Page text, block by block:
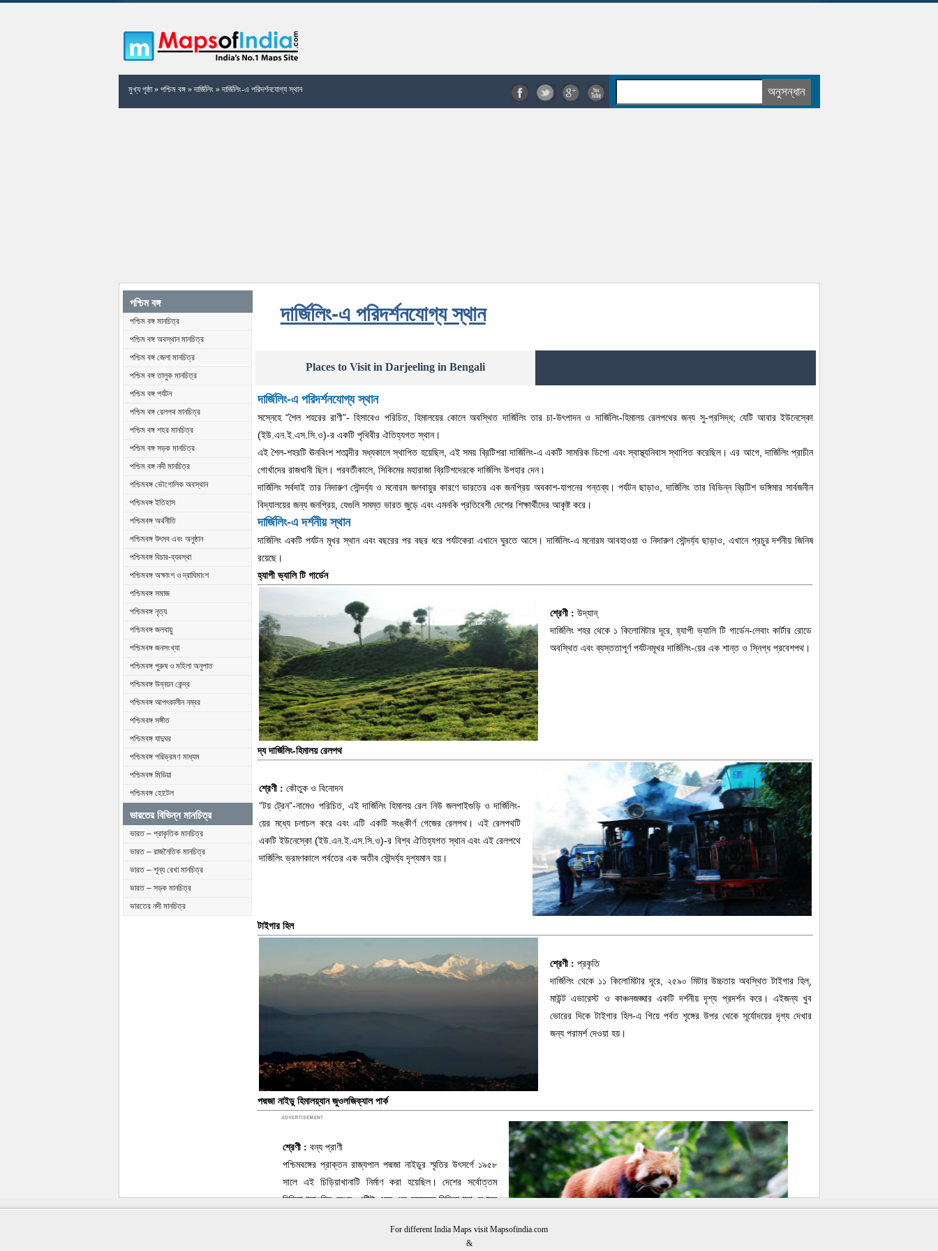
মুখ্য পৃষ্ঠা» পশ্চিম বঙ্গ»দার্জিলিং »দার্জিলিং-এ পরিদর্শনযোগ্য স্থান
পশ্চিম বঙ্গ
পশ্চিম বঙ্গ মানচিত্র
পশ্চিম বঙ্গ অবস্থান মানচিত্র
পশ্চিম বঙ্গ জেলা মানচিত্র
পশ্চিম বঙ্গ তালুক মানচিত্র
পশ্চিম বঙ্গ পর্যটন
পশ্চিম বঙ্গ রেলপথ মানচিত্র
পশ্চিম বঙ্গ শহর মানচিত্র
পশ্চিম বঙ্গ সড়ক মানচিত্র
পশ্চিম বঙ্গ নদী মানচিত্র
পশ্চিমবঙ্গ ভৌগোলিক অবস্থান
পশ্চিমবঙ্গ ইতিহাস
পশ্চিমবঙ্গ অর্থনীতি
পশ্চিমবঙ্গ উৎসব এবং অনুষ্ঠান
পশ্চিমবঙ্গ বিচার-ব্যবস্থা
পশ্চিমবঙ্গ অক্ষাংশ ও দ্রাঘিমাংশ
পশ্চিমবঙ্গ সমাজ
পশ্চিমবঙ্গ নৃত্য
পশ্চিমবঙ্গ জলবায়ু
পশ্চিমবঙ্গ জনসংখ্যা
পশ্চিমবঙ্গ পুরুষ ও মহিলা অনুপাত
পশ্চিমবঙ্গ উন্নয়ন কেন্দ্র
পশ্চিমবঙ্গ আপৎকালীন নম্বর
পশ্চিমবঙ্গ সঙ্গীত
পশ্চিমবঙ্গ যাদুঘর
পশ্চিমবঙ্গ পরিভ্রমণ মাধ্যম
পশ্চিমবঙ্গ মিডিয়া
পশ্চিমবঙ্গ হোটেল
ভারতের বিভিন্ন মানচিত্র
ভারত – প্রাকৃতিক মানচিত্র
ভারত – রাজনৈতিক মানচিত্র
ভারত – শূন্য রেখা মানচিত্র
ভারত – সড়ক মানচিত্র
ভারতের নদী মানচিত্র
দার্জিলিং-এ পরিদর্শনযোগ্য স্থান
Places to Visit in Darjeeling in Bengali
দার্জিলিং-এ পরিদর্শনযোগ্য স্থান
সস্নেহে “শৈল শহরের রাণী”- হিসাবেও পরিচিত, হিমালয়ের কোলে অবস্থিত দার্জিলিং তার চা-উৎপাদন ও দার্জিলিং-হিমালয় রেলপথের জন্য সু-প্রসিদ্ধ; যেটি আবার ইউনেস্কো
(ইউ.এন.ই.এস.সি.ও)-র একটি পৃথিবীর ঐতিহ্যগত স্থান।
এই শৈল-শহরটি ঊনবিংশ শতাব্দীর মধ্যকালে স্থাপিত হয়েছিল, এই সময় ব্রিটিশরা দার্জিলিং-এ একটি সামরিক ডিপো এবং স্বাস্থ্যনিবাস স্থাপিত করেছিল। এর আগে, দার্জিলিং প্রাচীন
গোর্খাদের রাজধানী ছিল। পরবর্তীকালে, সিকিমের মহারাজা ব্রিটিশদেরকে দার্জিলিং উপহার দেন।
দার্জিলিং সর্বদাই তার নিদারুণ সৌন্দর্য্য ও মনোরম জলবায়ুর কারণে ভারতের এক জনপ্রিয় অবকাশ-যাপনের গন্তব্য। পর্যটন ছাড়াও, দার্জিলিং তার বিভিন্ন ব্রিটিশ ভঙ্গিমার সার্বজনীন
বিদ্যালয়ের জন্য জনপ্রিয়, যেগুলি সমম্ত ভারত জুড়ে এবং এমনকি প্রতিবেশী দেশের শিক্ষার্থীদের আকৃষ্ট করে।
দার্জিলিং-এ দর্শনীয় স্থান
দার্জিলিং একটি পর্যটন মূখর স্থান এবং বছরের পর বছর ধরে পর্যটকেরা এখানে ঘুরতে আসে। দার্জিলিং-এ মনোরম আবহাওয়া ও নিদারুণ সৌন্দর্য্য ছাড়াও, এখানে প্রচুর দর্শনীয় জিনিষ
রয়েছে।
হ্যাপী ভ্যালি টি গার্ডেন
শ্রেণী :উদ্যান্
দার্জিলিং শহর থেকে ১ কিলোমিটার দূরে, হ্যাপী ভ্যালি টি গার্ডেন-লেবাং কার্টার রোডে
অবস্থিত এবং ব্যস্ততাপূর্ণ পর্যটনমূখর দার্জিলিং-য়ের এক শান্ত ও স্নিগ্ধ প্রবেশপথ।
দ্য দার্জিলিং-হিমালয় রেলপথ
শ্রেণী :কৌতুক ও বিনোদন
“টয় ট্রেন”-নামেও পরিচিত, এই দার্জিলিং হিমালয় রেল নিউ জলপাইগুড়ি ও দার্জিলিং-
য়ের মধ্যে চলাচল করে এবং এটি একটি সংঙ্কীর্ণ গেজের রেলপথ। এই রেলপথটি
একটি ইউনেস্কো (ইউ.এন.ই.এস.সি.ও)-র বিশ্ব ঐতিহ্যগত স্থান এবং এই রেলপথে
দার্জিলিং ভ্রমণকালে পর্বতের এক অতীব সৌন্দর্য্য দৃশ্যমান হয়।
টাইগার হিল
শ্রেণী :প্রকৃতি
দার্জিলিং থেকে ১১ কিলোমিটার দূরে, ২৫৯০ মিটার উচ্চতায় অবস্থিত টাইগার হিল্,
মাউন্ট এভারেস্ট ও কাঞ্চনজঙ্ঘার একটি দর্শনীয় দৃশ্য প্রদর্শন করে। এইজন্য খুব
ভোরের দিকে টাইগার হিল-এ গিয়ে পর্বত শৃঙ্গের উপর থেকে সূর্যোদয়ের দৃশ্য দেখার
জন্য পরামর্শ দেওয়া হয়।
পদ্মজা নাইডু হিমালয়্যান জুওলজিক্যাল পার্ক
শ্রেণী :বন্য প্রাণী
পশ্চিমবঙ্গের প্রাক্তন রাজ্যপাল পদ্মজা নাইডুর স্মৃতির উৎসর্গে ১৯৫৮
সালে এই চিড়িয়াখানাটি নির্মাণ করা হয়েছিল। দেশের সর্বোত্তম
চিড়িয়াখানাগুলির মধ্যে, এটিই এমন এক অন্যতম চিড়িয়াখানা যেখানে
বিভিন্ন বিপন্ন প্রজাতি যেমন-লাল পান্ডা, সাইবেরীয় বাঘ ও তুষার
For different India Maps visit Mapsofindia.com
&